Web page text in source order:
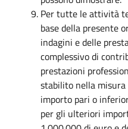
Per tutte le attività
base della presente
indagini e delle
complessivo di
prestazioni
stabilito nella misura
importo pari o
per gli ulteriori